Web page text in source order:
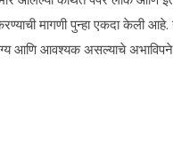
मागणी पुन्हा एकदा केली
आणि आवश्यक असल्याचे अभाविपने